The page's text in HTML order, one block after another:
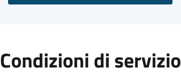
Condizioni di servizio